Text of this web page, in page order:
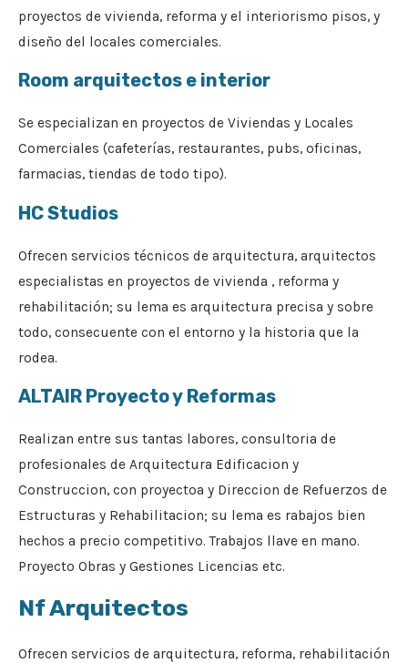
proyectos de vivienda, reforma y el interiorismo pisos, y
diseño del locales comerciales.
Room arquitectos e interior
Se especializan en proyectos de Viviendas y Locales
Comerciales (cafeterías, restaurantes, pubs, oficinas,
farmacias, tiendas de todo tipo).
HC Studios
Ofrecen servicios técnicos de arquitectura, arquitectos
especialistas en proyectos de vivienda , reforma y
rehabilitación; su lema es arquitectura precisa y sobre
todo, consecuente con el entorno y la historia que la
rodea.
ALTAIR Proyecto y Reformas
Realizan entre sus tantas labores, consultoria de
profesionales de Arquitectura Edificacion y
Construccion, con proyectoa y Direccion de Refuerzos de
Estructuras y Rehabilitacion; su lema es rabajos bien
hechos a precio competitivo. Trabajos llave en mano.
Proyecto Obras y Gestiones Licencias etc.
Nf Arquitectos
Ofrecen servicios de arquitectura, reforma, rehabilitación